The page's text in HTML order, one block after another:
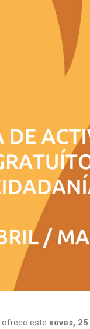
ofrece este xoves, 25